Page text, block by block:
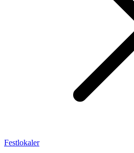
Festlokaler